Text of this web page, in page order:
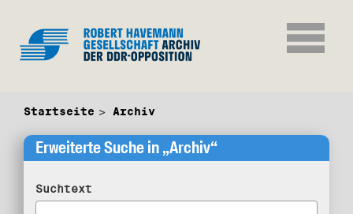
Startseite Archiv
Erweiterte Suche in „Archiv“
Suchtext